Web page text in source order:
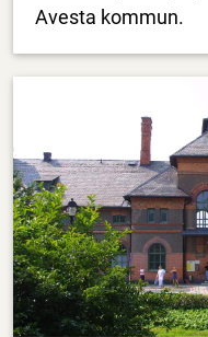
Avesta kommun.